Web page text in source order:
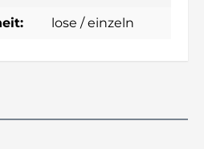
lose / einzeln